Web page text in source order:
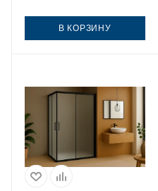
В КОРЗИНУ